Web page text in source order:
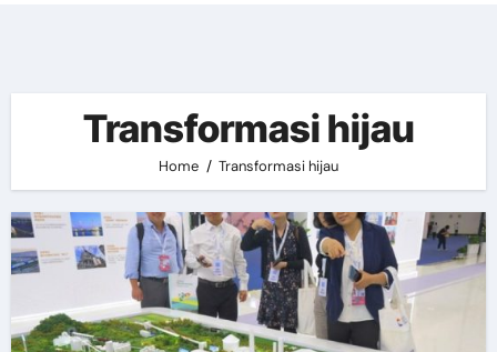
Transformasi hijau
Home Transformasi hijau